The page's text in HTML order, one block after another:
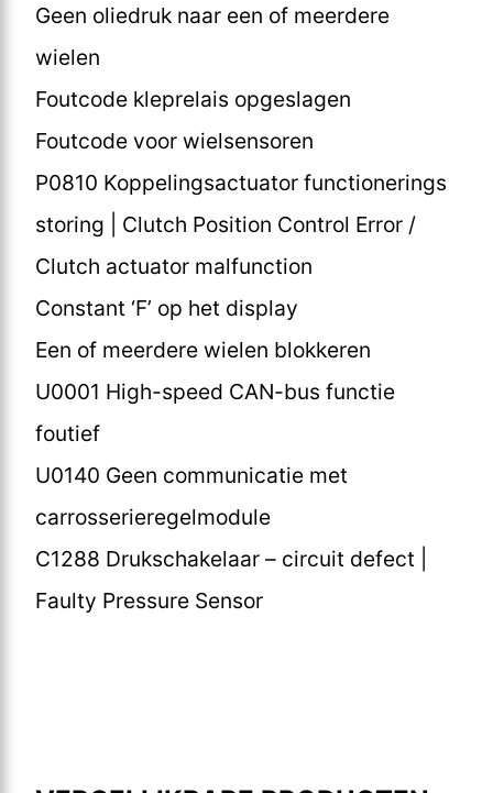
Geen oliedruk naar een of meerdere
wielen
Foutcode kleprelais opgeslagen
Foutcode voor wielsensoren
P0810 Koppelingsactuator functionerings
storing | Clutch Position Control Error /
Clutch actuator malfunction
Constant ‘F’ op het display
Een of meerdere wielen blokkeren
U0001 High-speed CAN-bus functie
foutief
U0140 Geen communicatie met
carrosserieregelmodule
C1288 Drukschakelaar – circuit defect |
Faulty Pressure Sensor